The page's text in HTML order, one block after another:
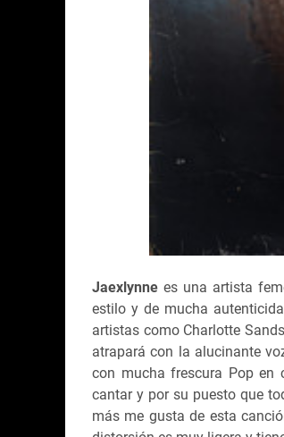
Jaexlynne es una artista
estilo y de mucha
artistas como Charlotte
atrapará con la alucinante
con mucha frescura Pop en
cantar y por su puesto que
más me gusta de esta